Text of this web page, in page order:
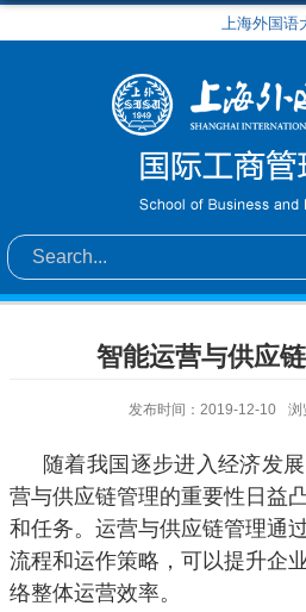
上海外国语
智能运营与供应
发布时间：2019-12-10 浏
随着我国逐步进入经济发
营与供应链管理的重要性日益
和任务。运营与供应链管理通
流程和运作策略，可以提升企
络整体运营效率。